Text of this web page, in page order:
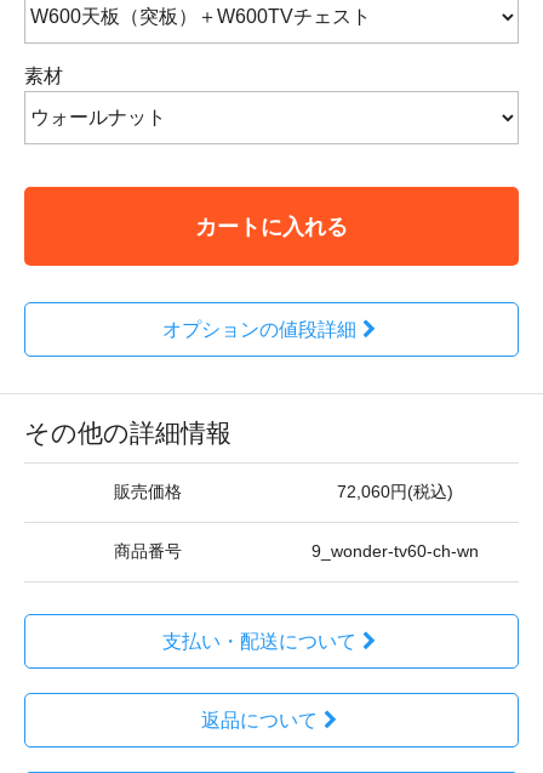
素材
カートに入れる
オプションの値段詳細
その他の詳細情報
販売価格 72,060円(税込)
商品番号 9_wonder-tv60-ch-wn
支払い・配送について
返品について